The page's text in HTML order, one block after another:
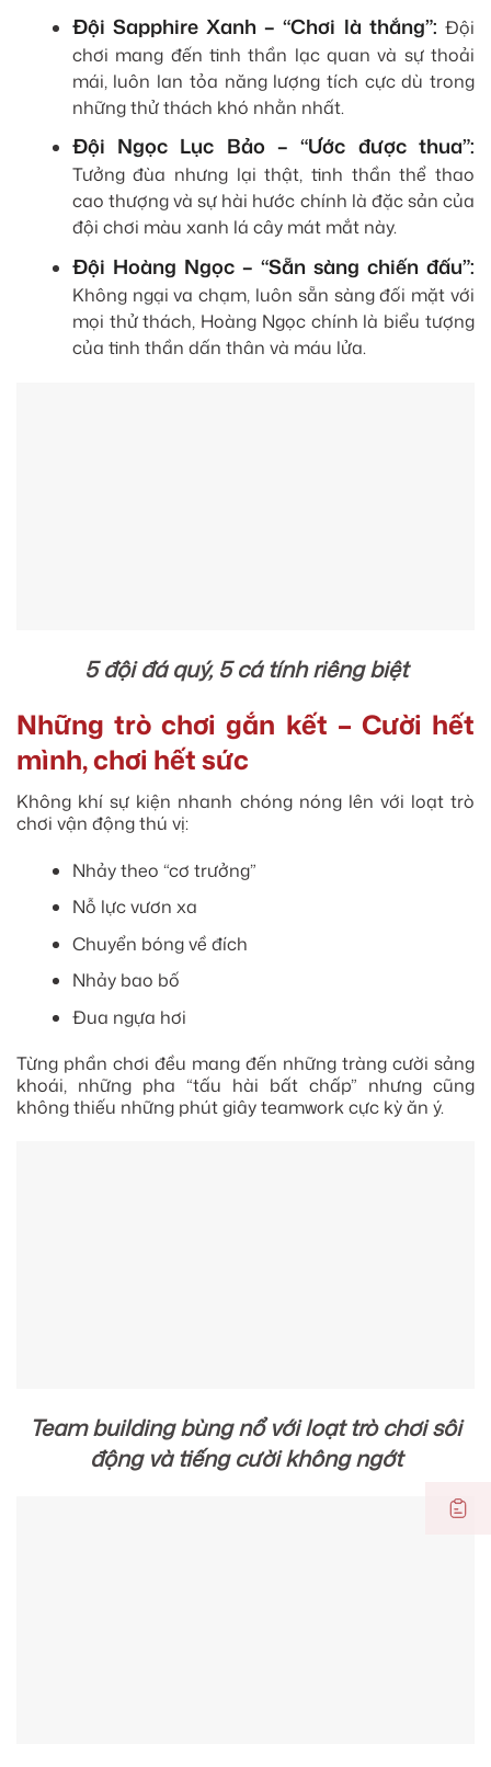
Đội Sapphire Xanh – “Chơi là thắng”: Đội
chơi mang đến tinh thần lạc quan và sự thoải
mái, luôn lan tỏa năng lượng tích cực dù trong
những thử thách khó nhằn nhất.
Đội Ngọc Lục Bảo – “Ước được thua”:
Tưởng đùa nhưng lại thật, tinh thần thể thao
cao thượng và sự hài hước chính là đặc sản của
đội chơi màu xanh lá cây mát mắt này.
Đội Hoàng Ngọc – “Sẵn sàng chiến đấu”:
Không ngại va chạm, luôn sẵn sàng đối mặt với
mọi thử thách, Hoàng Ngọc chính là biểu tượng
của tinh thần dấn thân và máu lửa.
5 đội đá quý, 5 cá tính riêng biệt
Những trò chơi gắn kết – Cười hết
mình, chơi hết sức
Không khí sự kiện nhanh chóng nóng lên với loạt trò
chơi vận động thú vị:
Nhảy theo “cơ trưởng”
Nỗ lực vươn xa
Chuyển bóng về đích
Nhảy bao bố
Đua ngựa hơi
Từng phần chơi đều mang đến những tràng cười sảng
khoái, những pha “tấu hài bất chấp” nhưng cũng
không thiếu những phút giây teamwork cực kỳ ăn ý.
Team building bùng nổ với loạt trò chơi sôi
động và tiếng cười không ngớt